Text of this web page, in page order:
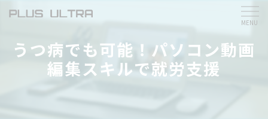
うつ病でも可能！パソコン動画
編集スキルで就労支援